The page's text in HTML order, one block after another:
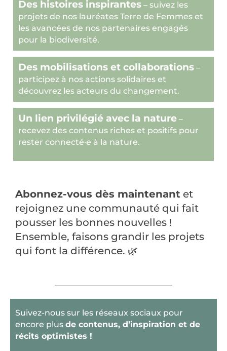
Des histoires inspirantes – suivez les
projets de nos lauréates Terre de Femmes et
les avancées de nos partenaires engagés
pour la biodiversité.
Des mobilisations et collaborations –
participez à nos actions solidaires et
découvrez les acteurs du changement.
Un lien privilégié avec la nature –
recevez des contenus riches et positifs pour
rester connecté·e à la nature.
Abonnez-vous dès maintenant et
rejoignez une communauté qui fait
pousser les bonnes nouvelles !
Ensemble, faisons grandir les projets
qui font la différence. 🌿
Suivez-nous sur les réseaux sociaux pour
encore plus de contenus, d’inspiration et de
récits optimistes !